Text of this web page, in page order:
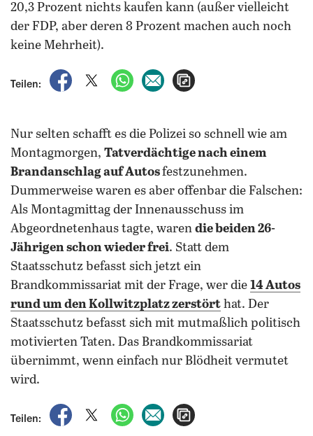
20,3 Prozent nichts kaufen kann (außer vielleicht
der FDP, aber deren 8 Prozent machen auch noch
keine Mehrheit).
Teilen:
auf Facebook teilen
auf X teilenper WhatsApp teilen
per E-Mail teilen
Nur selten schafft es die Polizei so schnell wie am
Montagmorgen, Tatverdächtige nach einem
Brandanschlag auf Autosfestzunehmen.
Dummerweise waren es aber offenbar die Falschen:
Als Montagmittag der Innenausschuss im
Abgeordnetenhaus tagte, waren die beiden 26-
Jährigen schon wieder frei. Statt dem
Staatsschutz befasst sich jetzt ein
Brandkommissariat mit der Frage, wer die 14 Autos
rund um den Kollwitzplatz zerstört hat. Der
Staatsschutz befasst sich mit mutmaßlich politisch
motivierten Taten. Das Brandkommissariat
übernimmt, wenn einfach nur Blödheit vermutet
wird.
Teilen:
auf Facebook teilen
auf X teilenper WhatsApp teilen
per E-Mail teilen